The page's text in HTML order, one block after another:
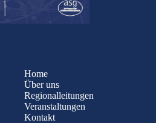
Home
Über uns
Regionalleitungen
Veranstaltungen
Kontakt